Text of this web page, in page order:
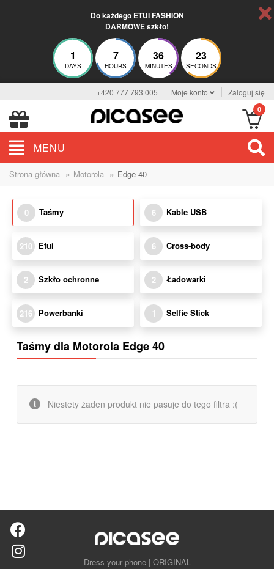
Do każdego ETUI FASHION
DARMOWE szkło!
1
DAYS
7
HOURS
36
MINUTES
23
SECONDS
+420 777 793 005 Moje konto Zaloguj się
0
MENU
Strona główna » Motorola » Edge 40
0 Taśmy 6 Kable USB
210 Etui 6 Cross-body
2 Szkło ochronne 2 Ładowarki
216 Powerbanki 1 Selfie Stick
Taśmy dla Motorola Edge 40
Niestety żaden produkt nie pasuje do tego filtra :(
Dress your phone | ORIGINAL